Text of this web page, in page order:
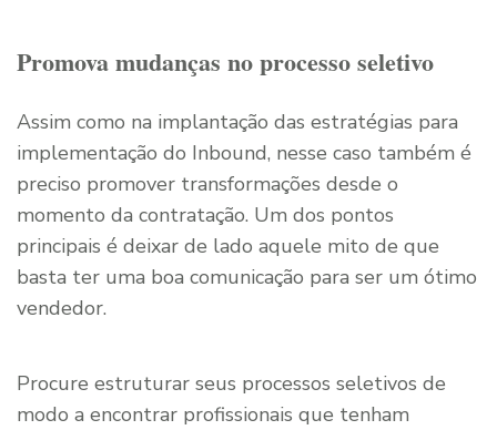
Promova mudanças no processo seletivo
Assim como na implantação das estratégias para
implementação do Inbound, nesse caso também é
preciso promover transformações desde o
momento da contratação. Um dos pontos
principais é deixar de lado aquele mito de que
basta ter uma boa comunicação para ser um ótimo
vendedor.
Procure estruturar seus processos seletivos de
modo a encontrar profissionais que tenham